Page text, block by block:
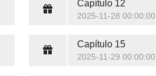
Capítulo 12
2025-11-28 00:00:00
Capítulo 15
2025-11-29 00:00:00